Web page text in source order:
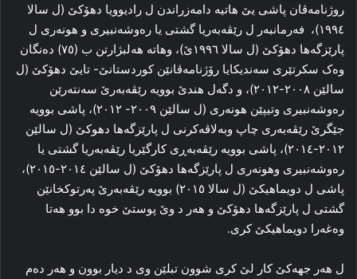
روژنامەڤان پاشی یێ هاتیە دامەزراندن ل رادیوویا دهۆکێ (ل سالا
١٩٩٤)، فەرمانبەر ل رێڤەبەریا گشتی یا رەوشەنبیری و هونەری ل
پارێزگەها دهۆکێ (ل سالا ١٩٩٦ێ)، وهاتە هەلبژارتن ب (٧٥) دەنگان
وەک سکرتێری سەندیکایا رۆژنامەڤانێن کوردستانێ- تایێ دهۆکێ (ل
سالێن ٢٠٠٨-٢٠١٢)، و دگەل هندێ بوویە رێڤەبەرێ سەنتەرێن
رەوشەنبیری وتیپێن هونەری (ل سالێن ٢٠٠٩- ٢٠١٢)، پاشی بوویە
جێگرێ رێڤەبەری چاپ وبەلاڤەکرنی ل پارێزگەها دهوکێ (ل سالێن
٢٠١٢-٢٠١٤)، پاشی بوویە رێڤەبەڕی کارگێریا رێڤەبەریا گشتی یا
رەوشەنبیری وهونەری ل پارێزگەها دهۆکێ (ل سالێن ٢٠١٤-٢٠١٥)،
پاشی ل دویماهیکێ (ل سالا ٢٠١٥) بوویە رێڤەبەرێ پەرتوکخانێن
گشتی ل پارێزگەها دهۆکێ و هەر د وێ پوستێ خوە دا بوو هەتا
وەغەرا دویماهیکێ کری.
ل هەر جهەکێ کار لێ کری شوون تبلێن وی د دیار بوون و هەر دەم